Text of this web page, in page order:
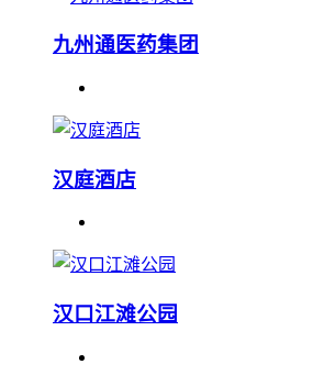
九州通医药集团
汉庭酒店
汉口江滩公园